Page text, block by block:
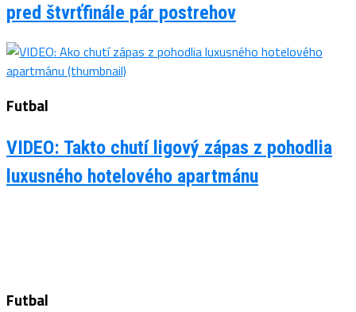
pred štvrťfinále pár postrehov
Futbal
VIDEO: Takto chutí ligový zápas z pohodlia
luxusného hotelového apartmánu
Futbal